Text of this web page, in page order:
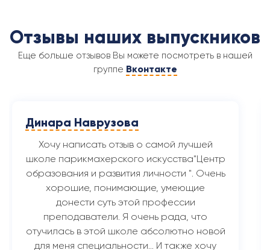
Отзывы наших выпускников
Еще больше отзывов Вы можете посмотреть в нашей
группе Вконтакте
Яна П.
Хочу выразить огромную благодарность
сотрудникам, преподавателям
замечательного обучающего Центра.
Уникальное место, где можно освоить
множество интересных и любимых
профессий, и воплотить свои мечты в
реальность. Мне всегда хотелось себя
попробовать в индустрии красоты, а